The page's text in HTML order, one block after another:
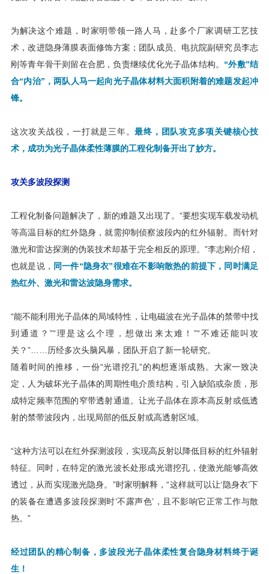
为解决这个难题，时家明带领一路人马，赴多个厂家调研工艺技
术，改进隐身薄膜表面修饰方案；团队成员、电抗院副研究员李志
刚等青年骨干则留在合肥，负责继续优化光子晶体结构。 “外敷”结
合“内治”，两队人马一起向光子晶体材料大面积附着的难题发起冲
锋。
这次攻关战役，一打就是三年。最终，团队攻克多项关键核心技
术，成功为光子晶体柔性薄膜的工程化制备开出了妙方。
攻关多波段探测
工程化制备问题解决了，新的难题又出现了。“要想实现车载发动机
等高温目标的红外隐身，就需抑制侦察波段内的红外辐射。而针对
激光和雷达探测的伪装技术却基于完全相反的原理。”李志刚介绍，
也就是说， 同一件“隐身衣”很难在不影响散热的前提下，同时满足
热红外、激光和雷达波隐身需求。
“能不能利用光子晶体的局域特性，让电磁波在光子晶体的禁带中找
到通道？”“理是这么个理，想做出来太难！”“不难还能叫攻
关？”……历经多次头脑风暴，团队开启了新一轮研究。
随着时间的推移，一份“光谱挖孔”的构想逐渐成熟。大家一致决
定，人为破坏光子晶体的周期性电介质结构，引入缺陷或杂质，形
成特定频率范围的窄带透射通道。让光子晶体在原本高反射或低透
射的禁带波段内，出现局部的低反射或高透射区域。
“这种方法可以在红外探测波段，实现高反射以降低目标的红外辐射
特征。同时，在特定的激光波长处形成光谱挖孔，使激光能够高效
透过，从而实现激光隐身。”时家明解释，“这样就可以让‘隐身衣’下
的装备在遭遇多波段探测时‘不露声色’，且不影响它正常工作与散
热。”
经过团队的精心制备，多波段光子晶体柔性复合隐身材料终于诞
生！